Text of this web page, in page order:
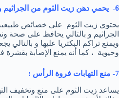
6- يحمي دهن زيت الثوم من الجراثيم و البكتريا :
يحتوي زيت الثوم على خصائص طبيعية
الجراثيم و بالتالي يحافظ على صحة
ويمنع تراكم البكتريا عليها و
وحيوية ، كما أنه يمنع الإصابة بقشرة
7- منع التهابات فروة الرأس :
يساعد زيت الثوم على منع وتخفيف